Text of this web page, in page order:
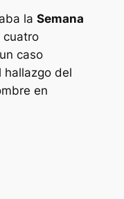
la Semana
cuatro
caso
hallazgo del
en